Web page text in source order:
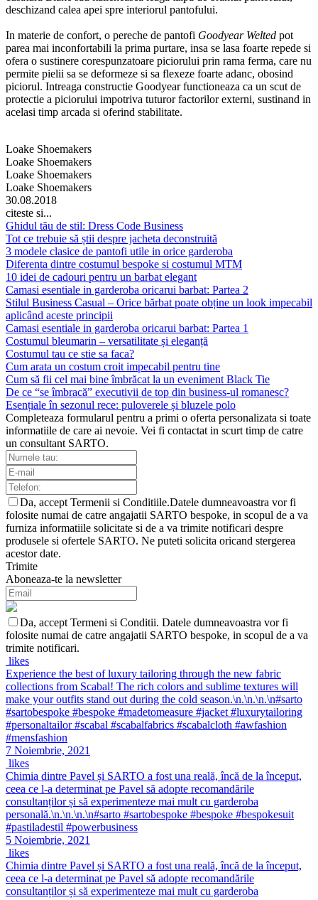
deschizand calea apei spre interiorul pantofului.
In materie de confort, o pereche de pantofi Goodyear Welted pot
parea mai inconfortabili la prima purtare, insa se lasa foarte repede si
ofera o sustinere corespunzatoare piciorului prin rama ferma, care nu
permite pielii sa se deformeze si sa flexeze foarte adanc, obosind
piciorul. Intreaga constructie Goodyear functioneaza ca un scut de
protectie a piciorului impotriva tuturor factorilor externi, sustinand in
acelasi timp arcada si oferind stabilitate.
Loake Shoemakers
Loake Shoemakers
Loake Shoemakers
Loake Shoemakers
30.08.2018
citeste si...
Ghidul tău de stil: Dress Code Business
Tot ce trebuie să știi despre jacheta deconstruită
3 modele clasice de pantofi utile in orice garderoba
Diferenta dintre costumul bespoke si costumul MTM
10 idei de cadouri pentru un barbat elegant
Camasi esentiale in garderoba oricarui barbat: Partea 2
Stilul Business Casual – Orice bărbat poate obține un look impecabil
aplicând aceste principii
Camasi esentiale in garderoba oricarui barbat: Partea 1
Costumul bleumarin – versatilitate și eleganță
Costumul tau ce stie sa faca?
Cum arata un costum croit impecabil pentru tine
Cum să fii cel mai bine îmbrăcat la un eveniment Black Tie
De ce “se îmbracă” executivii de top din business-ul romanesc?
Esențiale în sezonul rece: puloverele și bluzele polo
Completeaza formularul pentru a primi o oferta personalizata si toate
informatiile de care ai nevoie. Vei fi contactat in scurt timp de catre
un consultant SARTO.
Da, accept Termenii si Conditiile.Datele dumneavoastra vor fi
folosite numai de catre angajatii SARTO bespoke, in scopul de a va
furniza informatiile solicitate si de a va trimite notificari despre
produsele si ofertele SARTO. Ne puteti solicita oricand stergerea
acestor date.
Trimite
Aboneaza-te la newsletter
Da, accept Termeni si Conditii. Datele dumneavoastra vor fi
folosite numai de catre angajatii SARTO bespoke, in scopul de a va
trimite notificari.
likes
Experience the best of luxury tailoring through the new fabric
collections from Scabal! The rich colors and sublime textures will
make your outfits stand out during the cold season.\n.\n.\n.\n#sarto
#sartobespoke #bespoke #madetomeasure #jacket #luxurytailoring
#personaltailor #scabal #scabalfabrics #scabalcloth #awfashion
#mensfashion
7 Noiembrie, 2021
likes
Chimia dintre Pavel și SARTO a fost una reală, încă de la început,
ceea ce l-a determinat pe Pavel să adopte recomandările
consultanților și să experimenteze mai mult cu garderoba
personală.\n.\n.\n.\n#sarto #sartobespoke #bespoke #bespokesuit
#pastiladestil #powerbusiness
5 Noiembrie, 2021
likes
Chimia dintre Pavel și SARTO a fost una reală, încă de la început,
ceea ce l-a determinat pe Pavel să adopte recomandările
consultanților și să experimenteze mai mult cu garderoba